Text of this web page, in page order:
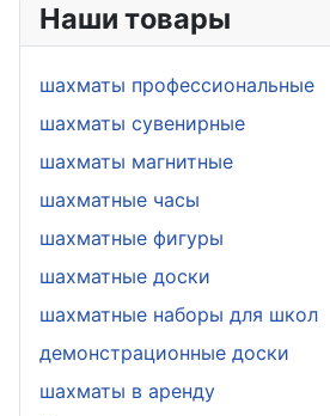
Наши товары
шахматы профессиональные
шахматы сувенирные
шахматы магнитные
шахматные часы
шахматные фигуры
шахматные доски
шахматные наборы для школ
демонстрационные доски
шахматы в аренду